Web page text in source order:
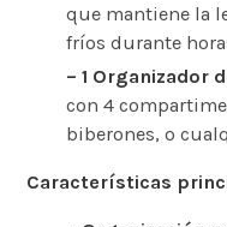
que mantiene la
fríos durante
– 1 Organizador
con 4
biberones, o
Características